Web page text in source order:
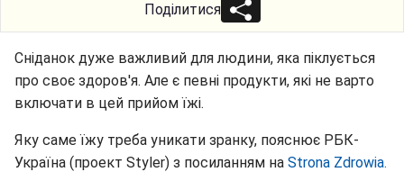
Поділитися
Сніданок дуже важливий для людини, яка піклується
про своє здоров'я. Але є певні продукти, які не варто
включати в цей прийом їжі.
Яку саме їжу треба уникати зранку, пояснює РБК-
Україна (проект Styler) з посиланням на Strona Zdrowia.